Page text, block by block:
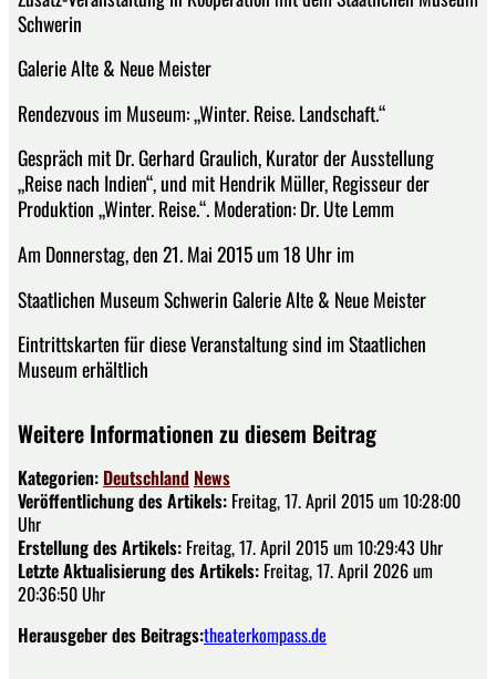
Schwerin
Galerie Alte & Neue Meister
Rendezvous im Museum: „Winter. Reise. Landschaft.“
Gespräch mit Dr. Gerhard Graulich, Kurator der Ausstellung
„Reise nach Indien“, und mit Hendrik Müller, Regisseur der
Produktion „Winter. Reise.“. Moderation: Dr. Ute Lemm
Am Donnerstag, den 21. Mai 2015 um 18 Uhr im
Staatlichen Museum Schwerin Galerie Alte & Neue Meister
Eintrittskarten für diese Veranstaltung sind im Staatlichen
Museum erhältlich
Weitere Informationen zu diesem Beitrag
Kategorien: Deutschland News
Veröffentlichung des Artikels: Freitag, 17. April 2015 um 10:28:00
Uhr
Erstellung des Artikels: Freitag, 17. April 2015 um 10:29:43 Uhr
Letzte Aktualisierung des Artikels: Freitag, 17. April 2026 um
20:36:50 Uhr
Herausgeber des Beitrags:theaterkompass.de